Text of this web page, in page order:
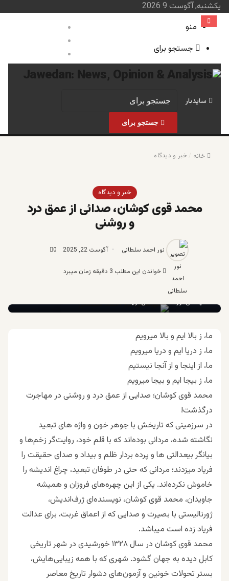
یکشنبه, آگوست 9 2026
منو
جستجو برای
صفحه نخست
سایدبار
جستجو برای
خانه خبر و دیدگاه
خبر و دیدگاه
محمد قوی کوشان، صدائی از عمق درد
و روشنی
نور احمد سلطانی آگوست 22, 2025 0
خواندن این مطلب 3 دقیقه زمان میبرد
مهندس نور احمد سلطانی نویسنده
ما، ز بالا ایم و بالا میرویم
ما، ز دریا ایم و دریا میرویم
ما، از اینجا و از آنجا نیستیم
ما، ز بیجا ایم و بیجا میرویم
محمد قوی کوشان؛ صدایی از عمق درد و روشنی در مهاجرت
درگذشت!
در سرزمینی که تاریخش با جوهر خون و واژه های تبعید
نگاشته شده، مردانی بوده‌اند که با قلم خود، روایت‌گر زخم‌ها و
بیانگر بیعدالتی ها و پرده بردار ظلم و بیداد و صدای حقیقت را
فریاد میزدند؛ مردانی که حتی در طوفان تبعید، چراغ اندیشه را
خاموش نکرده‌اند. یکی از این چهره‌های فروزان و همیشه
جاویدان، محمد قوی کوشان، نویسنده‌ای ژرف‌اندیش،
ژورنالیستی با بصیرت و صدایی که از اعماق غربت، برای عدالت
فریاد زده است میباشد.
محمد قوی کوشان در سال ۱۳۲۸ خورشیدی در شهر تاریخی
کابل دیده به جهان گشود. شهری که با همه زیبایی‌هایش،
بستر تحولات خونین و آزمون‌های دشوار تاریخ معاصر